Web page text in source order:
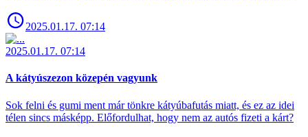
2025.01.17. 07:14
2025.01.17. 07:14
A kátyúszezon közepén vagyunk
Sok felni és gumi ment már tönkre kátyúbafutás miatt, és ez az idei
télen sincs másképp. Előfordulhat, hogy nem az autós fizeti a kárt?